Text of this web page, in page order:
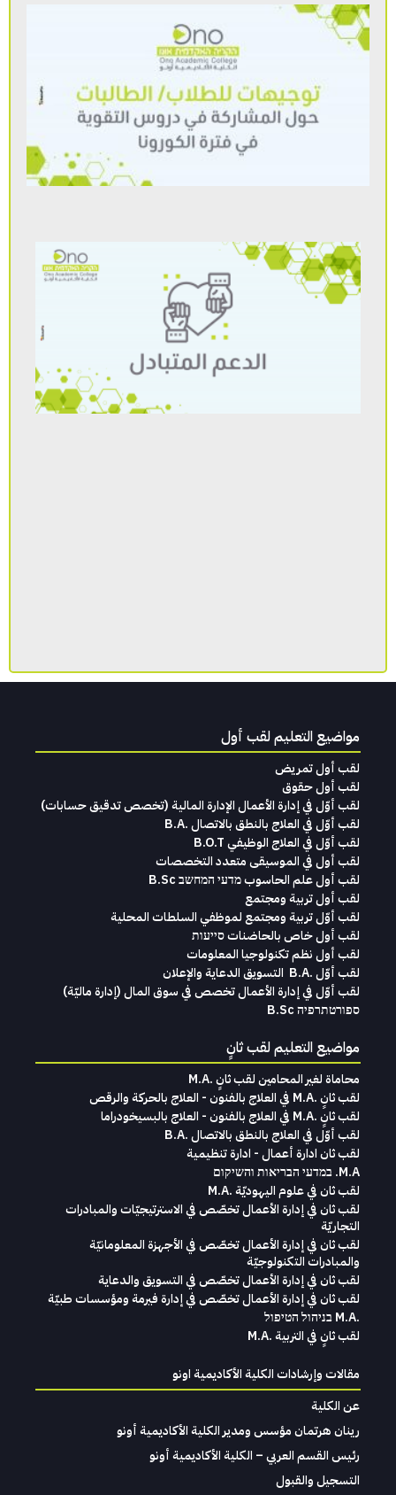
مواضيع التعليم لقب أول
لقب أول تمريض
لقب أول حقوق
لقب‭ ‬أوّل‭ ‬في‭ ‬إدارة‭ ‬الأعمال الإدارة‭ ‬المالية (تخصص‭ ‬تدقيق‭ ‬حسابات)‬
لقب أوّل في العلاج بالنطق بالاتصال .B.A
لقب أوّل في العلاج الوظيفي B.O.T
لقب‭ ‬أول في‭ ‬الموسيقى‭ ‬متعدد‭ ‬التخصصات‭
لقب أول علم الحاسوب מדעי המחשב B.Sc
لقب أول تربية ومجتمع
لقب أوّل تربية ومجتمع لموظفي السلطات المحلية
لقب أول خاص بالحاضنات סייעות
لقب أول نظم تكنولوجيا المعلومات
لقب‭ ‬أوّل .‭ ‬B.A التسويق‭ ‬الدعاية‭ ‬والإعلان
لقب‭ ‬أوّل‭ ‬في‭ ‬إدارة‭ ‬الأعمال تخصص‭ ‬في‭ ‬سوق‭ ‬المال ‭)‬إدارة‭ ‬ماليّة‭ (
ספורטתרפיה B.Sc
مواضيع التعليم لقب ثانٍ
محاماة‭ ‬لغير‭ ‬المحامين لقب‭ ‬ثانٍ .‭ ‬M.A
لقب ثانٍ .M.A في العلاج بالفنون - العلاج بالحركة والرقص
لقب ثانٍ .M.A في العلاج بالفنون - العلاج بالبسيخودراما
لقب أوّل في العلاج بالنطق بالاتصال .B.A
لقب ثان ادارة أعمال - ادارة تنظيمية
M.A. במדעי הבריאות והשיקום
لقب ثان في علوم اليهوديّة .M.A
لقب ثان في إدارة الأعمال تخصّص في الاسترتيجيّات والمبادرات
التجاريّة
لقب ثان في إدارة الأعمال تخصّص في الأجهزة المعلومانيّة
والمبادرات التكنولوجيّة
لقب ثان في إدارة الأعمال تخصّص في التسويق والدعاية
لقب ثان في إدارة الأعمال تخصّص في إدارة فيرمة ومؤسسات طبيّة
.M.A בניהול הטיפול
لقب ثانٍ في التربية .M.A
مقالات وإرشادات الكلية الأكاديمية اونو
عن الكلية
رينان هرتمان مؤسس ومدير الكلية الأكاديمية أونو
رئيس القسم العربي – الكلية الأكاديمية أونو
التسجيل والقبول